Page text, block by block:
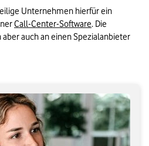
Unternehmen hierfür ein
Call-Center-Software. Die
auch an einen Spezialanbieter